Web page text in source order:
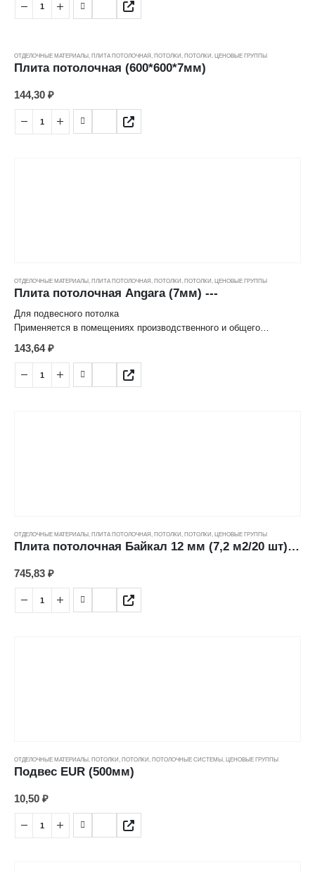
ОТДЕЛОЧНЫЕ МАТЕРИАЛЫ , ПЛИТА ПОТОЛОЧНАЯ, ПОТОЛКИ, ПОТОЛКИ, ЦЕНОВЫЕ ГРУППЫ
Плита потолочная (600*600*7мм)
144,30 ₽
ОТДЕЛОЧНЫЕ МАТЕРИАЛЫ , ПЛИТА ПОТОЛОЧНАЯ, ПОТОЛКИ, ПОТОЛКИ, ЦЕНОВЫЕ ГРУППЫ
Плита потолочная Angara (7мм) ---
Для подвесного потолка
Применяется в помещениях производственного и общего
хозяйственного назначения.
143,64₽
ОТДЕЛОЧНЫЕ МАТЕРИАЛЫ , ПЛИТА ПОТОЛОЧНАЯ, ПОТОЛКИ, ПОТОЛКИ, ЦЕНОВЫЕ ГРУППЫ
Плита потолочная Байкал 12 мм (7,2 м2/20 шт) ---
745,83 ₽
ОТДЕЛОЧНЫЕ МАТЕРИАЛЫ , ПОТОЛКИ, ПОТОЛКИ, ПОТОЛОЧНЫЕ СИСТЕМЫ , ЦЕНОВЫЕ ГРУППЫ
Подвес EUR (500мм)
10,50 ₽